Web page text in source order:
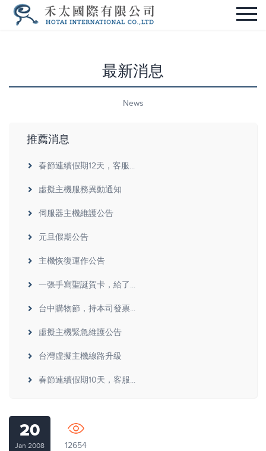
最新消息
News
推薦消息
春節連續假期12天，客服...
虛擬主機服務異動通知
伺服器主機維護公告
元旦假期公告
主機恢復運作公告
一張手寫聖誕賀卡，給了...
台中購物節，持本司發票...
虛擬主機緊急維護公告
台灣虛擬主機線路升級
春節連續假期10天，客服...
20
Jan 2008 12654